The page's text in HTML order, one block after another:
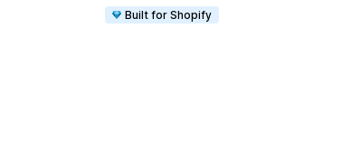
Built for Shopify